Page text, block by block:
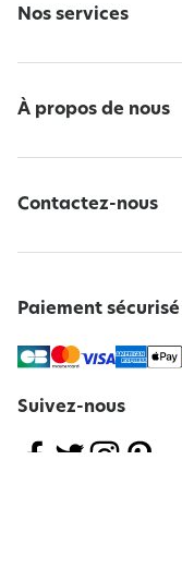
Nos services
À propos de nous
Contactez-nous
Paiement sécurisé
Suivez-nous